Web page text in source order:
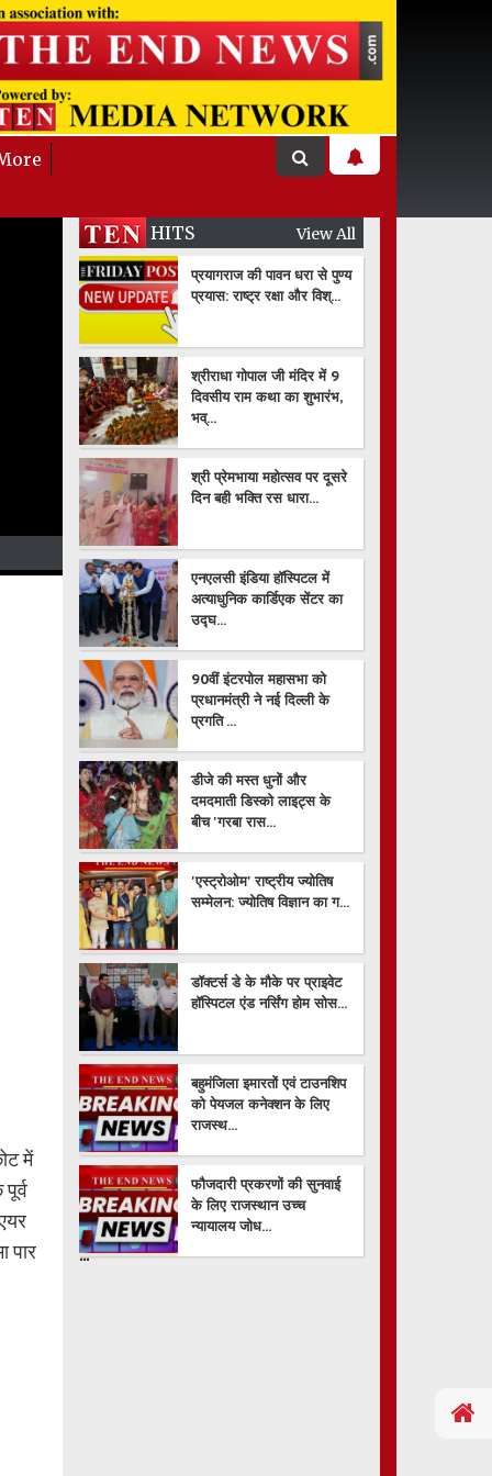
में
पार
HITS View All
प्रयागराज की पावन धरा से पुण्य
प्रयास: राष्ट्र रक्षा और विश्...
...
श्रीराधा गोपाल जी मंदिर में 9
दिवसीय राम कथा का शुभारंभ,
भव्...
...
श्री प्रेमभाया महोत्सव पर दूसरे
दिन बही भक्ति रस धारा...
...
एनएलसी इंडिया हॉस्पिटल में
अत्याधुनिक कार्डिएक सेंटर का
उद्घ...
...
90वीं इंटरपोल महासभा को
प्रधानमंत्री ने नई दिल्ली के
प्रगति ...
...
डीजे की मस्त धुनों और
दमदमाती डिस्को लाइट्स के
बीच 'गरबा रास...
...
'एस्ट्रोओम' राष्ट्रीय ज्योतिष
सम्मेलन: ज्योतिष विज्ञान का ग...
...
डॉक्टर्स डे के मौके पर प्राइवेट
हॉस्पिटल एंड नर्सिंग होम सोस...
...
बहुमंजिला इमारतों एवं टाउनशिप
को पेयजल कनेक्शन के लिए
राजस्थ...
...
फौजदारी प्रकरणों की सुनवाई
के लिए राजस्थान उच्च
न्यायालय जोध...
...